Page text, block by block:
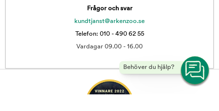
Behöver du hjälp?
Frågor och svar
kundtjanst@arkenzoo.se
Telefon: 010 - 490 62 55
Vardagar 09.00 - 16.00